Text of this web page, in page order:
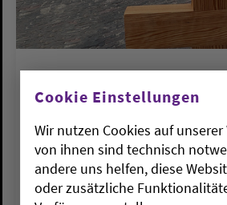
„Kirche am Deich“ in
„läuft“
Fr., 17.07.2026
Das Kirche auch „ganz
Cookie Einstellungen
Wir nutzen Cookies auf unserer
von ihnen sind technisch
andere uns helfen, diese
oder zusätzliche